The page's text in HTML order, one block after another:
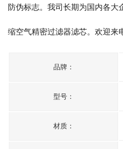
防伪标志。我司长期为国内各大
缩空气精密过滤器滤芯。欢迎来
品牌：
型号：
材质：